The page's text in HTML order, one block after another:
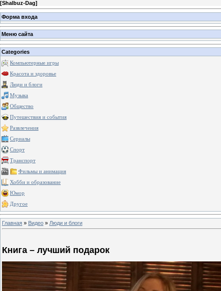
[Shalbuz-Dag]
Форма входа
Меню сайта
Categories
Компьютерные игры
Красота и здоровье
Люди и блоги
Музыка
Общество
Путешествия и события
Развлечения
Сериалы
Спорт
Транспорт
Фильмы и анимация
Хобби и образование
Юмор
Другое
Главная » Видео » Люди и блоги
Книга – лучший подарок